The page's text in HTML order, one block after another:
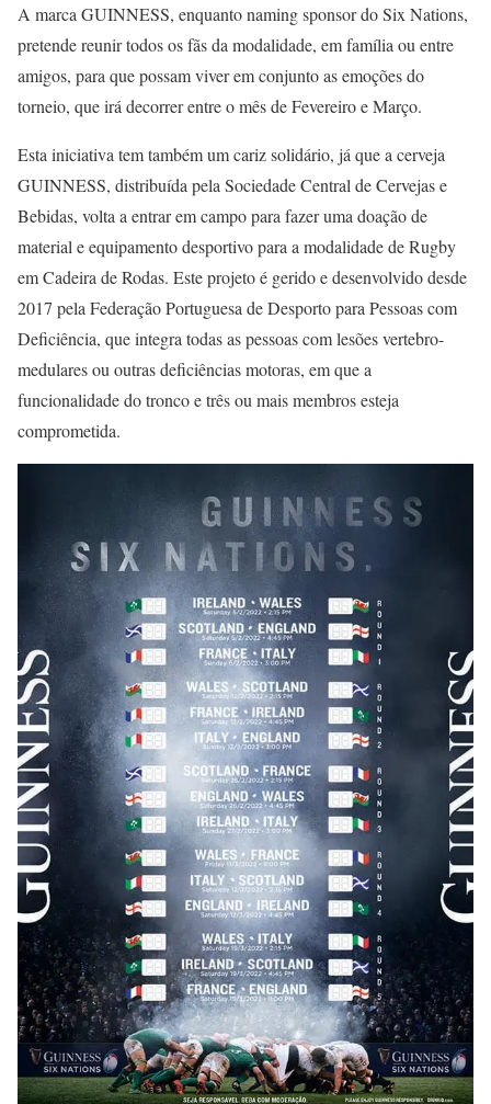
A marca GUINNESS, enquanto naming sponsor do Six Nations,
pretende reunir todos os fãs da modalidade, em família ou entre
amigos, para que possam viver em conjunto as emoções do
torneio, que irá decorrer entre o mês de Fevereiro e Março.
Esta iniciativa tem também um cariz solidário, já que a cerveja
GUINNESS, distribuída pela Sociedade Central de Cervejas e
Bebidas, volta a entrar em campo para fazer uma doação de
material e equipamento desportivo para a modalidade de Rugby
em Cadeira de Rodas. Este projeto é gerido e desenvolvido desde
2017 pela Federação Portuguesa de Desporto para Pessoas com
Deficiência, que integra todas as pessoas com lesões vertebro-
medulares ou outras deficiências motoras, em que a
funcionalidade do tronco e três ou mais membros esteja
comprometida.